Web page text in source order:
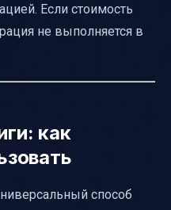
Если стоимость
не выполняется в
как
способ